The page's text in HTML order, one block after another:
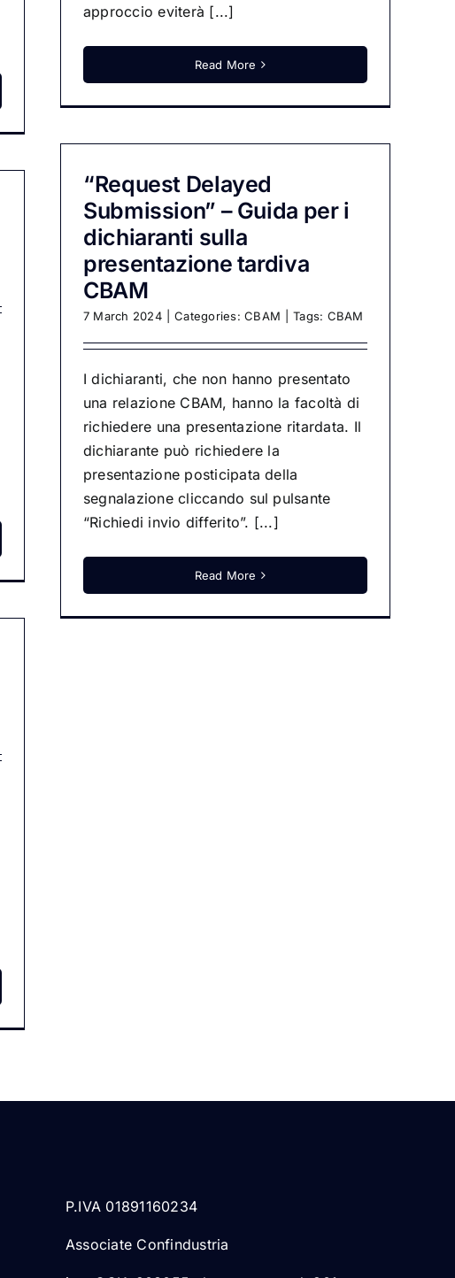
approccio eviterà [...]
Read More
“Request Delayed
Submission” – Guida per i
dichiaranti sulla
presentazione tardiva
CBAM
7 March 2024 Categories:CBAM Tags: CBAM
I dichiaranti, che non hanno presentato
una relazione CBAM, hanno la facoltà di
richiedere una presentazione ritardata. Il
dichiarante può richiedere la
presentazione posticipata della
segnalazione cliccando sul pulsante
“Richiedi invio differito”. [...]
Read More
P.IVA 01891160234
Associate Confindustria